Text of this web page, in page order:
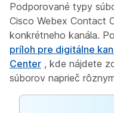
Podporované typy
Cisco Webex Contact
konkrétneho kanála.
príloh pre digitálne
Center , kde nájdete
súborov naprieč